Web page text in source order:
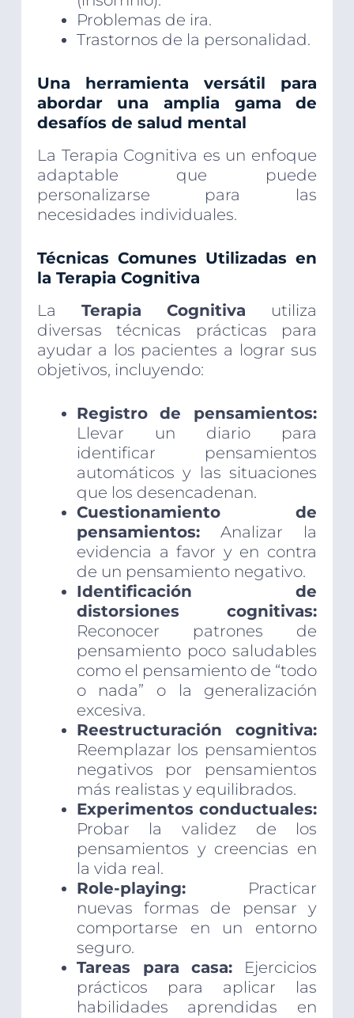
Problemas de ira.
Trastornos de la personalidad.
Una herramienta versátil para
abordar una amplia gama de
desafíos de salud mental
La Terapia Cognitiva es un enfoque
adaptable que puede
personalizarse para las
necesidades individuales.
Técnicas Comunes Utilizadas en
la Terapia Cognitiva
La Terapia Cognitiva utiliza
diversas técnicas prácticas para
ayudar a los pacientes a lograr sus
objetivos, incluyendo:
Registro de pensamientos:
Llevar un diario para
identificar pensamientos
automáticos y las situaciones
que los desencadenan.
Cuestionamiento de
pensamientos:Analizar la
evidencia a favor y en contra
de un pensamiento negativo.
Identificación de
distorsiones cognitivas:
Reconocer patrones de
pensamiento poco saludables
como el pensamiento de “todo
o nada” o la generalización
excesiva.
Reestructuración cognitiva:
Reemplazar los pensamientos
negativos por pensamientos
más realistas y equilibrados.
Experimentos conductuales:
Probar la validez de los
pensamientos y creencias en
la vida real.
Role-playing:Practicar
nuevas formas de pensar y
comportarse en un entorno
seguro.
Tareas para casa: Ejercicios
prácticos para aplicar las
habilidades aprendidas en